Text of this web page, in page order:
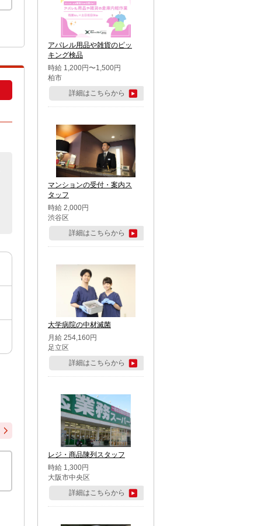
アパレル用品や雑貨のピッ
キング検品
時給 1,200円〜1,500円
柏市
詳細はこちらから
マンションの受付・案内ス
タッフ
時給 2,000円
渋谷区
詳細はこちらから
大学病院の中材滅菌
月給 254,160円
足立区
詳細はこちらから
レジ・商品陳列スタッフ
時給 1,300円
大阪市中央区
詳細はこちらから